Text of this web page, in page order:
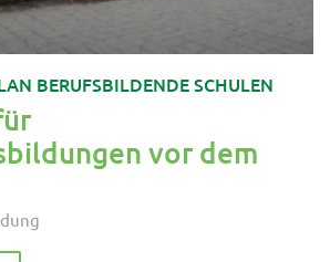
BERUFSBILDENDE SCHULEN
vor dem